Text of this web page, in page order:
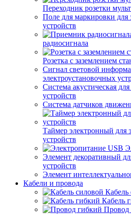
Переходник розетки
Поле для маркировки для
устройств
радиосигнала
Розетка с заземлением
Сигнал световой
электроустановочных
Система акустическая
устройств
Система датчиков
Таймер электронный для
устройств
Элемент декоративный
устройств
Элемент
Кабели и провода
Кабель
Кабель
Провод